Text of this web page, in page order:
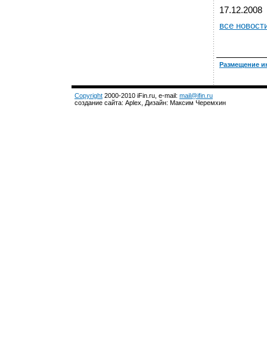
17.12.2008
все
Размещение
Copyright 2000-2010 iFin.ru, e-mail: mail@ifin.ru
создание сайта: Aplex, Дизайн: Максим Черемхин